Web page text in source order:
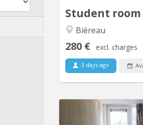
Student room
Biéreau
280 € excl. charges
3 days ago